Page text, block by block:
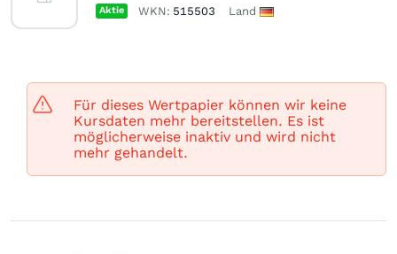
Aktie WKN: 515503 Land
Für dieses Wertpapier können wir keine
Kursdaten mehr bereitstellen. Es ist
möglicherweise inaktiv und wird nicht
mehr gehandelt.